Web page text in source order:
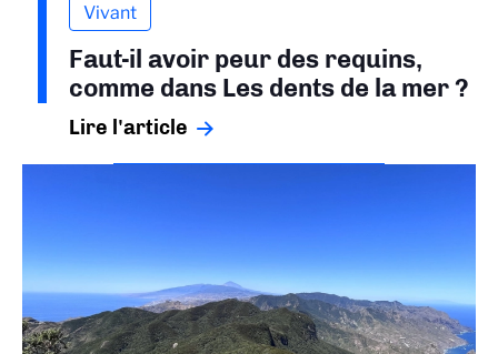
Vivant
Faut-il avoir peur des requins,
comme dans Les dents de la mer ?
Lire l'article